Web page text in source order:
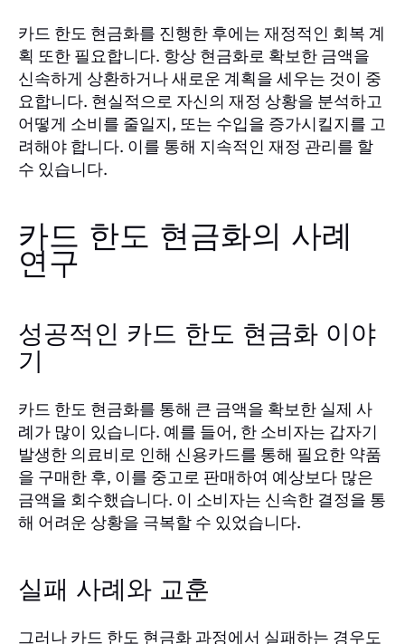
카드 한도 현금화를 진행한 후에는 재정적인 회복 계
획 또한 필요합니다. 항상 현금화로 확보한 금액을
신속하게 상환하거나 새로운 계획을 세우는 것이 중
요합니다. 현실적으로 자신의 재정 상황을 분석하고
어떻게 소비를 줄일지, 또는 수입을 증가시킬지를 고
려해야 합니다. 이를 통해 지속적인 재정 관리를 할
수 있습니다.
카드 한도 현금화의 사례
연구
성공적인 카드 한도 현금화 이야
기
카드 한도 현금화를 통해 큰 금액을 확보한 실제 사
례가 많이 있습니다. 예를 들어, 한 소비자는 갑자기
발생한 의료비로 인해 신용카드를 통해 필요한 약품
을 구매한 후, 이를 중고로 판매하여 예상보다 많은
금액을 회수했습니다. 이 소비자는 신속한 결정을 통
해 어려운 상황을 극복할 수 있었습니다.
실패 사례와 교훈
그러나 카드 한도 현금화 과정에서 실패하는 경우도